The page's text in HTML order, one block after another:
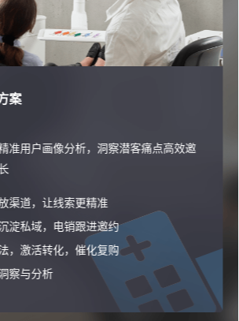
案
准用户画像分析，洞察潜客痛点高效邀
渠道，让线索更精准
淀私域，电销跟进邀约
，激活转化，催化复购
察与分析